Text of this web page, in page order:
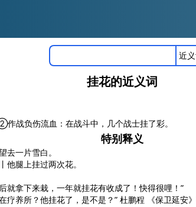
挂花的近义词
战负伤流血：在战斗中，几个战士挂了彩。
特别释义
一片雪白。
腿上挂过两次花。
就拿下来栽，一年就挂花有收成了！快得很哩！”
在疗养所？他挂花了，是不是？” 杜鹏程 《保卫延安》